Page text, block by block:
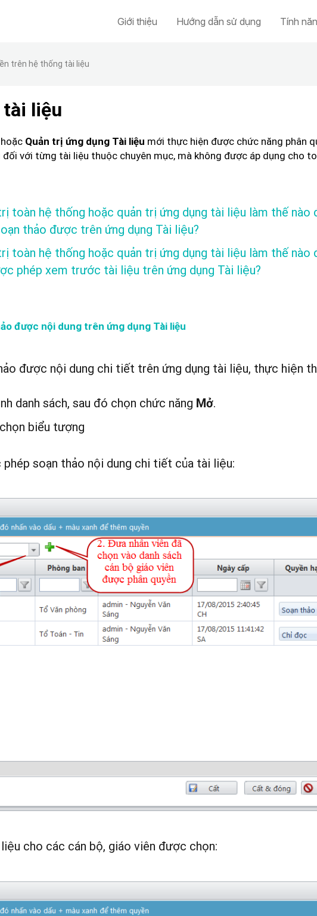
Giới thiệu Hướng dẫn sử dụng Tính
trên hệ thống tài liệu
tài liệu
hoặc Quản trị ứng dụng Tài liệu mới thực hiện được chức năng phân
đối với từng tài liệu thuộc chuyên mục, mà không được áp dụng cho
toàn hệ thống hoặc quản trị ứng dụng tài liệu làm thế nào
thảo được trên ứng dụng Tài liệu?
toàn hệ thống hoặc quản trị ứng dụng tài liệu làm thế nào
phép xem trước tài liệu trên ứng dụng Tài liệu?
được nội dung trên ứng dụng Tài liệu
được nội dung chi tiết trên ứng dụng tài liệu, thực hiện
danh sách, sau đó chọn chức năng Mở.
biểu tượng
soạn thảo nội dung chi tiết của tài liệu:
cho các cán bộ, giáo viên được chọn: